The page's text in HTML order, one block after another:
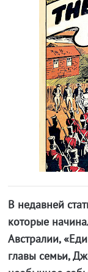
В недавней
которые
Австралии,
главы семьи,